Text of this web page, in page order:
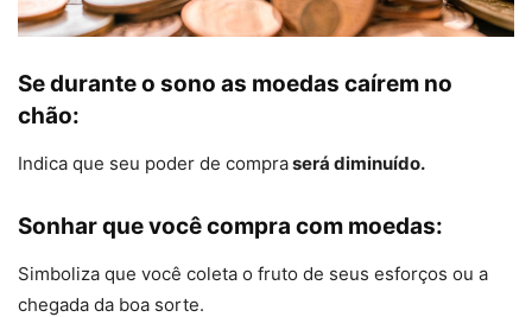
Se durante o sono as moedas caírem no
chão:
Indica que seu poder de compraserá diminuído.
Sonhar que você compra com moedas:
Simboliza que você coleta o fruto de seus esforços ou a
chegada da boa sorte.